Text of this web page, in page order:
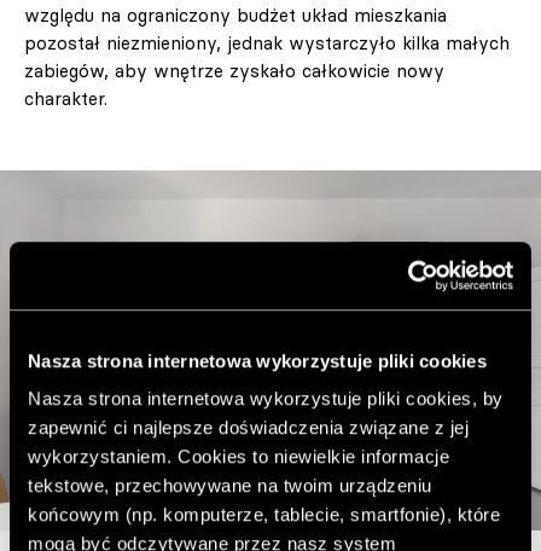
Nasza strona internetowa wykorzystuje pliki cookies
Nasza strona internetowa wykorzystuje pliki cookies, by
zapewnić ci najlepsze doświadczenia związane z jej
wykorzystaniem. Cookies to niewielkie informacje
tekstowe, przechowywane na twoim urządzeniu
końcowym (np. komputerze, tablecie, smartfonie), które
mogą być odczytywane przez nasz system
względu na ograniczony budżet układ mieszkania
pozostał niezmieniony, jednak wystarczyło kilka małych
zabiegów, aby wnętrze zyskało całkowicie nowy
charakter.